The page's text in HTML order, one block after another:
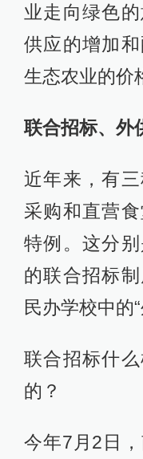
业走向绿色
供应的增加
生态农业的价
联合招标、外
近年来，有
采购和直营
特例。这分
的联合招标
民办学校中的
联合招标什
的？
今年7月2日